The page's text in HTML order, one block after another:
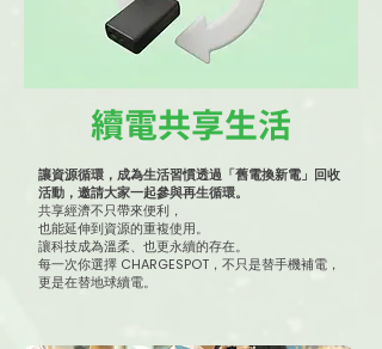
續電共享生活
讓資源循環，成為生活習慣透過「舊電換新電」回收
活動，邀請大家一起參與再生循環。
共享經濟不只帶來便利，
也能延伸到資源的重複使用。
讓科技成為溫柔、也更永續的存在。
每一次你選擇 CHARGESPOT，不只是替手機補電，
更是在替地球續電。